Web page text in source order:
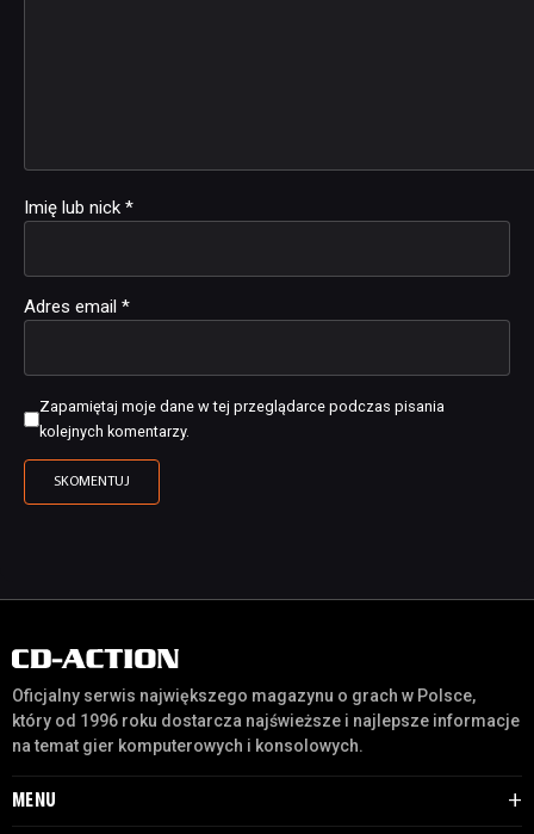
Imię lub nick *
Adres email *
Zapamiętaj moje dane w tej przeglądarce podczas pisania
kolejnych komentarzy.
Oficjalny serwis największego magazynu o grach w Polsce,
który od 1996 roku dostarcza najświeższe i najlepsze informacje
na temat gier komputerowych i konsolowych.
MENU